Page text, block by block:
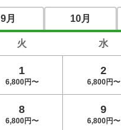
9月 10月
火 水
1
6,800円〜
2
6,800円〜
8
6,800円〜
9
6,800円〜